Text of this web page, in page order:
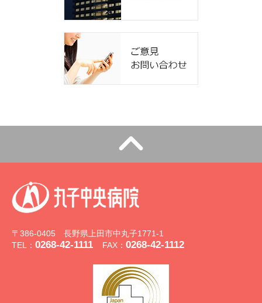
〒386-0405 長野県上田市中丸子1771-1
TEL： 0268-42-1111 FAX： 0268-42-1112